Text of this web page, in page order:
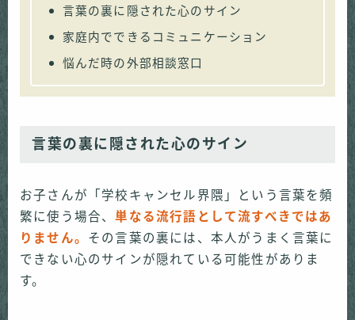
言葉の裏に隠された心のサイン
家庭内でできるコミュニケーション
悩んだ時の外部相談窓口
言葉の裏に隠された心のサイン
お子さんが「学校キャンセル界隈」という言葉を頻
繁に使う場合、単なる流行語として流すべきではあ
りません。 その言葉の裏には、本人がうまく言葉に
できない心のサインが隠れている可能性がありま
す。